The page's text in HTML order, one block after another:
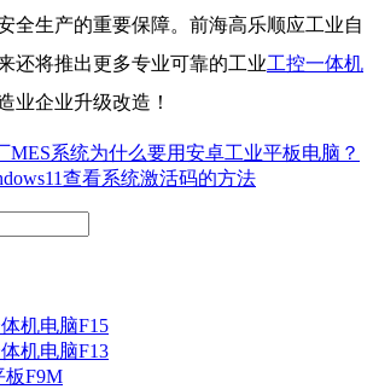
全生产的重要保障。前海高乐顺应工业自
还将推出更多专业可靠的工业工控一体机
业企业升级改造！
MES系统为什么要用安卓工业平板电脑？
查看系统激活码的方法
机电脑F15
机电脑F13
板F9M